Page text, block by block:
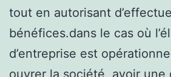
tout en autorisant
bénéfices.dans le cas où
d’entreprise est
ouvrer la société, avoir une